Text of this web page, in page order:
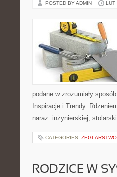
POSTED BY ADMIN LUT
podane w zrozumiały
Inspiracje i Trendy.
naraz: inżynierskiej,
CATEGORIES: ŻEGLARSTWO
RODZICE W